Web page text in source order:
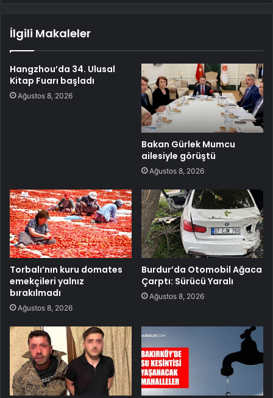
İlgili Makaleler
Hangzhou’da 34. Ulusal
Kitap Fuarı başladı
Ağustos 8, 2026
Bakan Gürlek Mumcu
ailesiyle görüştü
Ağustos 8, 2026
Torbalı’nın kuru domates
emekçileri yalnız
bırakılmadı
Ağustos 8, 2026
Burdur’da Otomobil Ağaca
Çarptı: Sürücü Yaralı
Ağustos 8, 2026